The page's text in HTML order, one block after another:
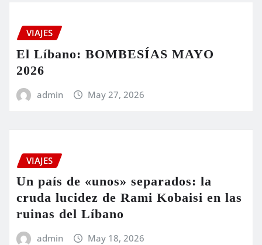
VIAJES
El Líbano: BOMBESÍAS MAYO
2026
admin May 27, 2026
VIAJES
Un país de «unos» separados: la
cruda lucidez de Rami Kobaisi en las
ruinas del Líbano
admin May 18, 2026